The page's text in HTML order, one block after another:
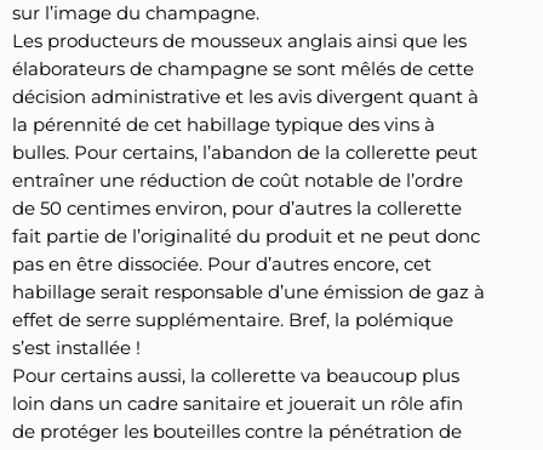
sur l’image du champagne.
Les producteurs de mousseux anglais ainsi que les
élaborateurs de champagne se sont mêlés de cette
décision administrative et les avis divergent quant à
la pérennité de cet habillage typique des vins à
bulles. Pour certains, l’abandon de la collerette peut
entraîner une réduction de coût notable de l’ordre
de 50 centimes environ, pour d’autres la collerette
fait partie de l’originalité du produit et ne peut donc
pas en être dissociée. Pour d’autres encore, cet
habillage serait responsable d’une émission de gaz à
effet de serre supplémentaire. Bref, la polémique
s’est installée !
Pour certains aussi, la collerette va beaucoup plus
loin dans un cadre sanitaire et jouerait un rôle afin
de protéger les bouteilles contre la pénétration de